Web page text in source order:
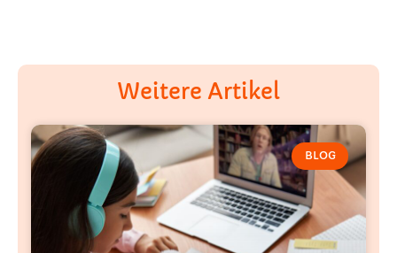
Weitere Artikel
BLOG